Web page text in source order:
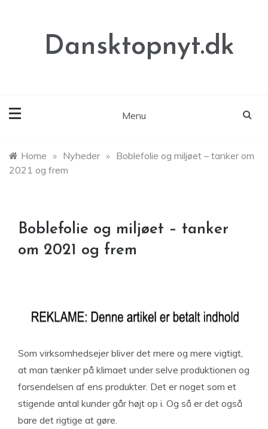
Dansktopnyt.dk
Menu
Home » Nyheder » Boblefolie og miljøet – tanker om
2021 og frem
Boblefolie og miljøet – tanker
om 2021 og frem
Som virksomhedsejer bliver det mere og mere vigtigt,
at man tænker på klimaet under selve produktionen og
forsendelsen af ens produkter. Det er noget som et
stigende antal kunder går højt op i. Og så er det også
bare det rigtige at gøre.